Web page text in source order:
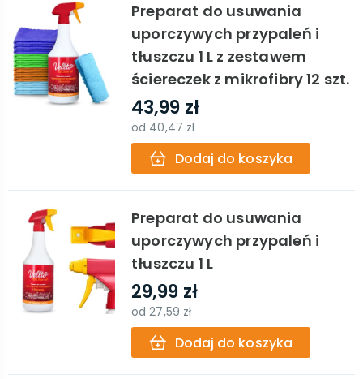
Preparat do usuwania
uporczywych przypaleń i
tłuszczu 1 L z zestawem
ściereczek z mikrofibry 12 szt.
43,99 zł
od 40,47 zł
Dodaj do koszyka
Preparat do usuwania
uporczywych przypaleń i
tłuszczu 1 L
29,99 zł
od27,59 zł
Dodaj do koszyka